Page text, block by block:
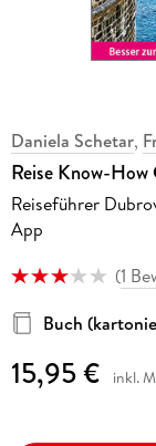
Daniela Schetar,
Reise Know-
Reiseführer
App
(1
Buch
15,95 € inkl.